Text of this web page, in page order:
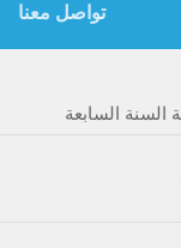
تواصل معنا